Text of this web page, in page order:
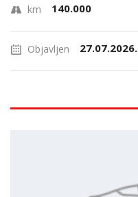
km 140.000
Objavljen 27.07.2026.